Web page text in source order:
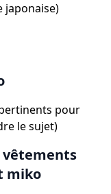
japonaise)
pour
le sujet)
miko